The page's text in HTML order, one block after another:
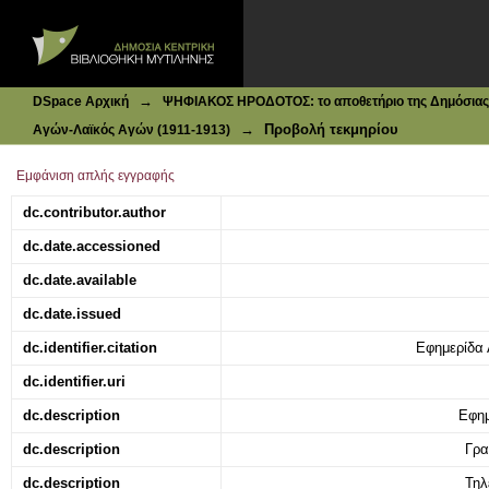
DSpace Αρχική →
ΨΗΦΙΑΚΟΣ ΗΡΟΔΟΤΟΣ: το αποθετήριο της Δημόσιας
Αγών-Λαϊκός Αγών (1911-1913)
→ Προβολή τεκμηρίου
Εμφάνιση απλής εγγραφής
dc.contributor.author
dc.date.accessioned
dc.date.available
dc.date.issued
dc.identifier.citation
dc.identifier.uri
dc.description
dc.description
dc.description